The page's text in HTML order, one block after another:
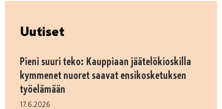
Uutiset
Pieni suuri teko: Kauppiaan jäätelökioskilla
kymmenet nuoret saavat ensikosketuksen
työelämään
17.6.2026